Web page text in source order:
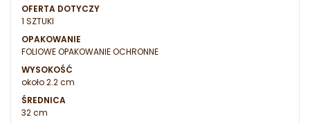
OFERTA DOTYCZY
1 SZTUKI
OPAKOWANIE
FOLIOWE OPAKOWANIE OCHRONNE
WYSOKOŚĆ
około 2.2 cm
ŚREDNICA
32 cm